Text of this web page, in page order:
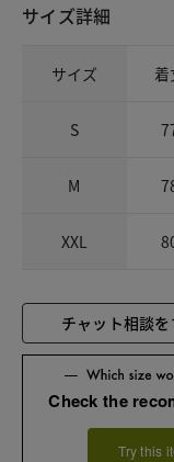
サイズ詳細
サイズ 着
S
M
XXL
チャット相談を
Check the
Try this